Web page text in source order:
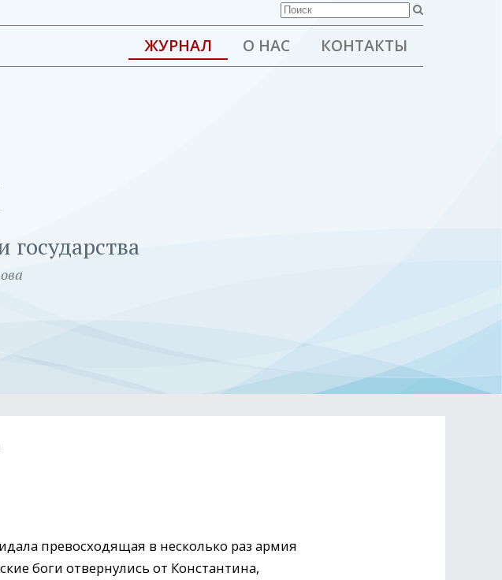
ЖУРНАЛ О НАС КОНТАКТЫ
государства
превосходящая в несколько раз армия
боги отвернулись от Константина,